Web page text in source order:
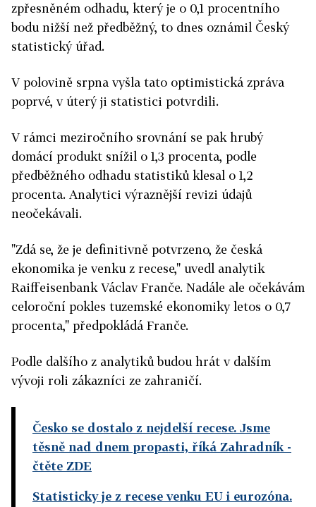
zpřesněném odhadu, který je o 0,1 procentního
bodu nižší než předběžný, to dnes oznámil Český
statistický úřad.
V polovině srpna vyšla tato optimistická zpráva
poprvé, v úterý ji statistici potvrdili.
V rámci meziročního srovnání se pak hrubý
domácí produkt snížil o 1,3 procenta, podle
předběžného odhadu statistiků klesal o 1,2
procenta. Analytici výraznější revizi údajů
neočekávali.
"Zdá se, že je definitivně potvrzeno, že česká
ekonomika je venku z recese," uvedl analytik
Raiffeisenbank Václav Franče. Nadále ale očekávám
celoroční pokles tuzemské ekonomiky letos o 0,7
procenta," předpokládá Franče.
Podle dalšího z analytiků budou hrát v dalším
vývoji roli zákazníci ze zahraničí.
Česko se dostalo z nejdelší recese. Jsme
těsně nad dnem propasti, říká Zahradník -
čtěte ZDE
Statisticky je z recese venku EU i eurozóna.